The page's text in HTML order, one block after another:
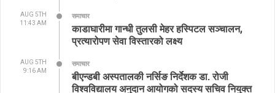
AUG 5TH
11:43 AM
समाचार
काडाघारीमा गान्धी तुलसी मेहर हस्पिटल सञ्चालन,
प्रत्यारोपण सेवा विस्तारको लक्ष्य
AUG 5TH
9:16 AM
समाचार
बीएन्डबी अस्पतालकी नर्सिङ निर्देशक डा. रोजी
विश्वविद्यालय अनुदान आयोगको सदस्य सचिव नियुक्त